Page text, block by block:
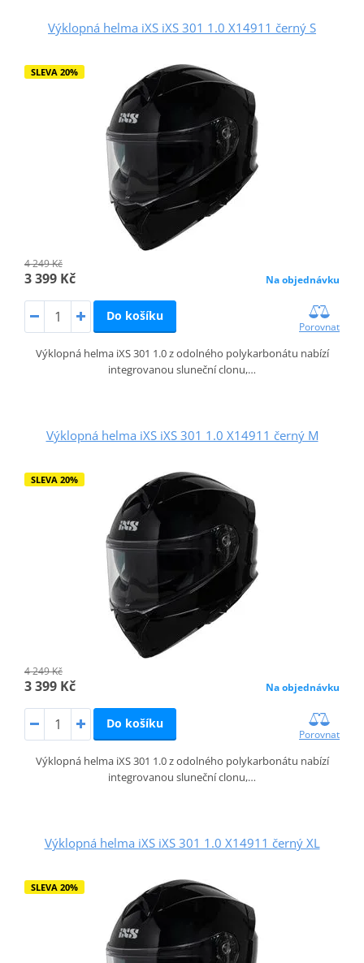
Výklopná helma iXS iXS 301 1.0 X14911 černý S
SLEVA 20%
4 249 Kč
3 399 Kč Na objednávku
Do košíku
Porovnat
Výklopná helma iXS 301 1.0 z odolného polykarbonátu nabízí
integrovanou sluneční clonu,…
Výklopná helma iXS iXS 301 1.0 X14911 černý M
SLEVA 20%
4 249 Kč
3 399 Kč Na objednávku
Do košíku
Porovnat
Výklopná helma iXS 301 1.0 z odolného polykarbonátu nabízí
integrovanou sluneční clonu,…
Výklopná helma iXS iXS 301 1.0 X14911 černý XL
SLEVA 20%